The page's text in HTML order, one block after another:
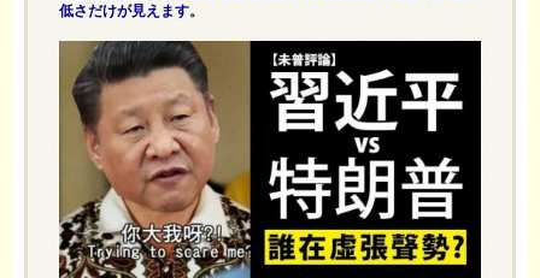
低さだけが見えます。